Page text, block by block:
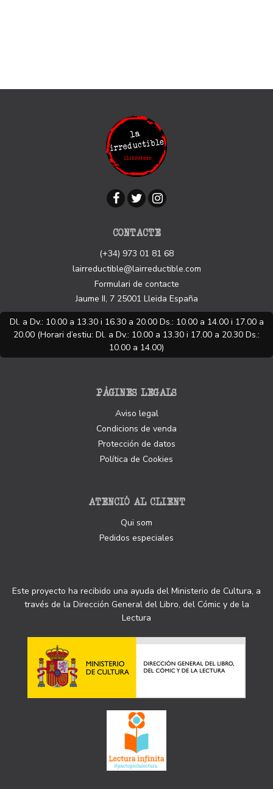
CONTACTE
(+34) 973 01 81 68
lairreductible@lairreductible.com
Formulari de contacte
Jaume II, 7 25001 Lleida España
Dl. a Dv.: 10.00 a 13.30 i 16.30 a 20.00 Ds.: 10.00 a 14.00 i 17.00 a
20.00 (Horari d’estiu: Dl. a Dv.: 10.00 a 13.30 i 17.00 a 20.30 Ds.:
10.00 a 14.00)
PÀGINES LEGALS
Aviso legal
Condicions de venda
Protección de datos
Política de Cookies
ATENCIÓ AL CLIENT
Qui som
Pedidos especiales
Este proyecto ha recibido una ayuda del Ministerio de Cultura, a
través de la Dirección General del Libro, del Cómic y de la
Lectura